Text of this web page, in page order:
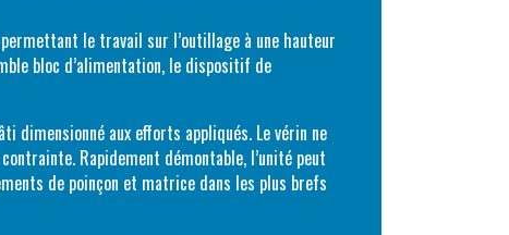
le travail sur l’outillage à une hauteur
bloc d’alimentation, le dispositif de
dimensionné aux efforts appliqués. Le vérin ne
Rapidement démontable, l’unité peut
de poinçon et matrice dans les plus brefs